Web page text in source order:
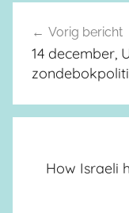
Vorig bericht
14 december,
How Israeli